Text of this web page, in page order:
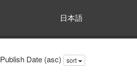
日本語
Publish Date (asc) sort